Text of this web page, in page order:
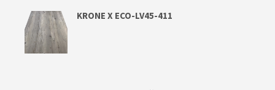
KRONE X ECO-LV45-411